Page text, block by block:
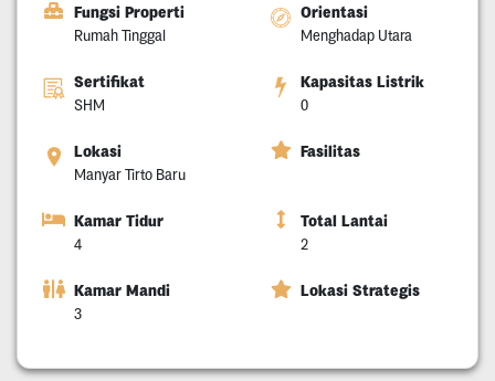
Fungsi Properti
Rumah Tinggal
Orientasi
Menghadap Utara
Sertifikat
SHM
Kapasitas Listrik
0
Lokasi
Manyar Tirto Baru
Fasilitas
Kamar Tidur
4
Total Lantai
2
Kamar Mandi
3
Lokasi Strategis